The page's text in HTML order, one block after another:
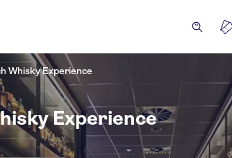
Whisky Experience
Experience